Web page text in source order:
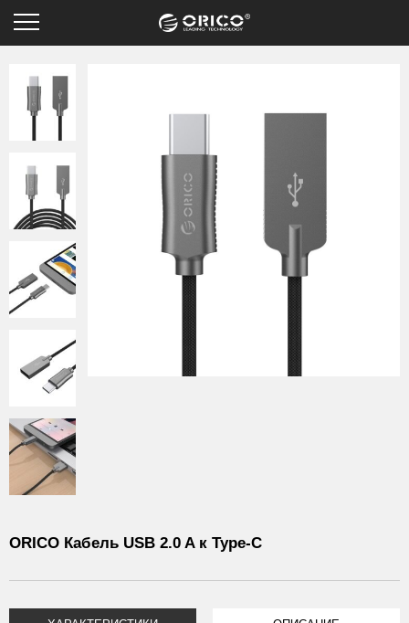
ORICO Кабель USB 2.0 A к Type-C